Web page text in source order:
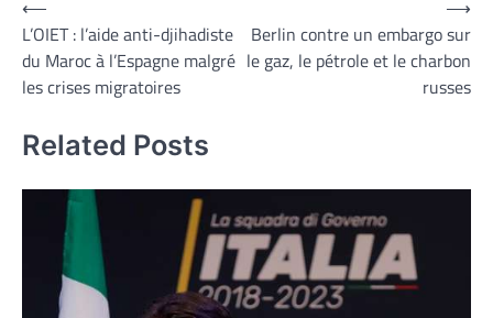
Navigation
de
l’article
⟵
L’OIET : l’aide anti-djihadiste
du Maroc à l’Espagne malgré
les crises migratoires
Berlin contre un embargo sur
le gaz, le pétrole et le charbon
russes
⟶
Related Posts